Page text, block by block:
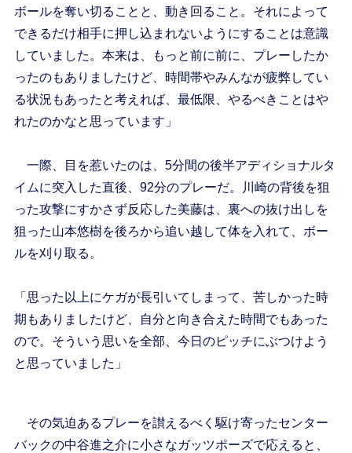
ボールを奪い切ることと、動き回ること。それによって
できるだけ相手に押し込まれないようにすることは意識
していました。本来は、もっと前に前に、プレーしたか
ったのもありましたけど、時間帯やみんなが疲弊してい
る状況もあったと考えれば、最低限、やるべきことはや
れたのかなと思っています」
一際、目を惹いたのは、5分間の後半アディショナルタ
イムに突入した直後、92分のプレーだ。川崎の背後を狙
った攻撃にすかさず反応した美藤は、裏への抜け出しを
狙った山本悠樹を後ろから追い越して体を入れて、ボー
ルを刈り取る。
「思った以上にケガが長引いてしまって、苦しかった時
期もありましたけど、自分と向き合えた時間でもあった
ので。そういう思いを全部、今日のピッチにぶつけよう
と思っていました」
その気迫あるプレーを讃えるべく駆け寄ったセンター
バックの中谷進之介に小さなガッツポーズで応えると、